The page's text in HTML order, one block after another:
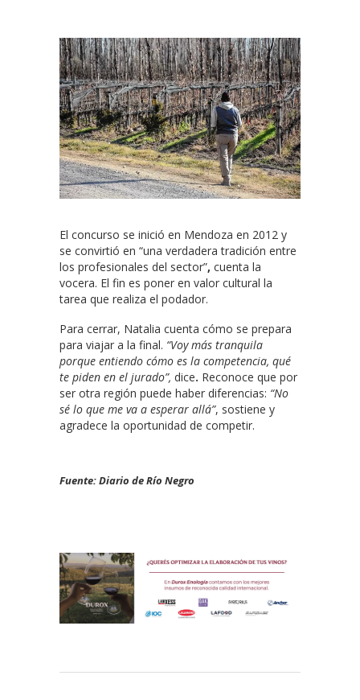
El concurso se inició en Mendoza en 2012 y
se convirtió en “una verdadera tradición entre
los profesionales del sector”, cuenta la
vocera. El fin es poner en valor cultural la
tarea que realiza el podador.
Para cerrar, Natalia cuenta cómo se prepara
para viajar a la final. “Voy más tranquila
porque entiendo cómo es la competencia, qué
te piden en el jurado”, dice. Reconoce que por
ser otra región puede haber diferencias: “No
sé lo que me va a esperar allá”, sostiene y
agradece la oportunidad de competir.
Fuente: Diario de Río Negro